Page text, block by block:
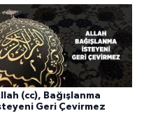
(cc), Bağışlanma
Geri Çevirmez